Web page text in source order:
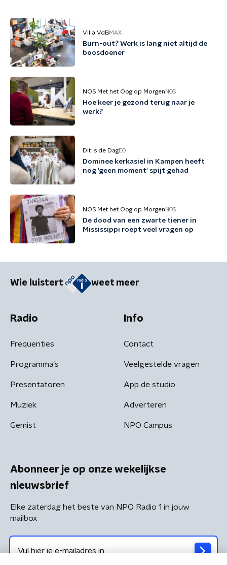
Villa VdBMAX
Burn-out? Werk is lang niet altijd de
boosdoener
NOS Met het Oog op Morgen NOS
Hoe keer je gezond terug naar je
werk?
Dit is de DagEO
Dominee kerkasiel in Kampen heeft
nog 'geen moment' spijt gehad
NOS Met het Oog op Morgen NOS
De dood van een zwarte tiener in
Mississippi roept veel vragen op
Wie luistert weet meer
Radio
Frequenties
Programma's
Presentatoren
Muziek
Gemist
Info
Contact
Veelgestelde vragen
App de studio
Adverteren
NPO Campus
Abonneer je op onze wekelijkse
nieuwsbrief
Elke zaterdag het beste van NPO Radio 1 in jouw
mailbox